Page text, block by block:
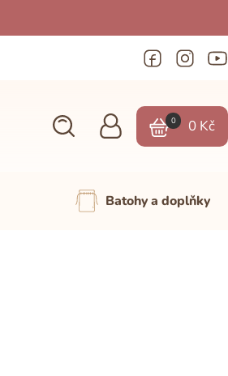
0 0 Kč
Batohy a doplňky